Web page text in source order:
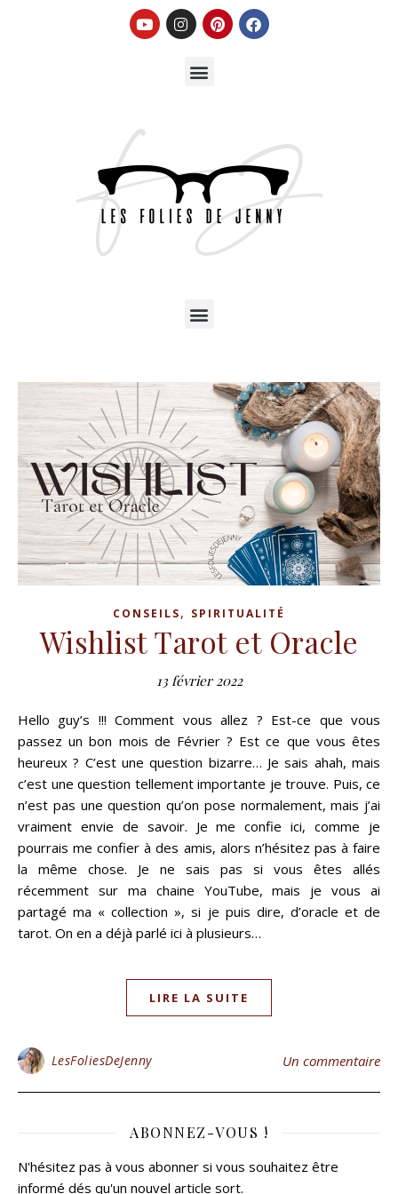
CONSEILS, SPIRITUALITÉ
Wishlist Tarot et Oracle
13 février 2022
Hello guy’s !!! Comment vous allez ? Est-ce que vous
passez un bon mois de Février ? Est ce que vous êtes
heureux ? C’est une question bizarre… Je sais ahah, mais
c’est une question tellement importante je trouve. Puis, ce
n’est pas une question qu’on pose normalement, mais j’ai
vraiment envie de savoir. Je me confie ici, comme je
pourrais me confier à des amis, alors n’hésitez pas à faire
la même chose. Je ne sais pas si vous êtes allés
récemment sur ma chaine YouTube, mais je vous ai
partagé ma « collection », si je puis dire, d’oracle et de
tarot. On en a déjà parlé ici à plusieurs…
LIRE LA SUITE
LesFoliesDeJenny Un commentaire
ABONNEZ-VOUS !
N'hésitez pas à vous abonner si vous souhaitez être
informé dés qu'un nouvel article sort.